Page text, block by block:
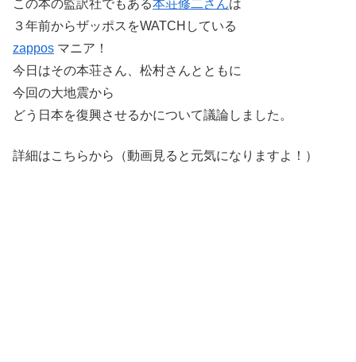
この本の監訳社でもある本荘修二さんは
３年前からザッポスをWATCHしている
zappos マニア！
今日はその本荘さん、松村さんとともに
今回の大地震から
どう日本を復興させるかについて議論しました。
詳細はこちらから（動画見ると元気になりますよ！）